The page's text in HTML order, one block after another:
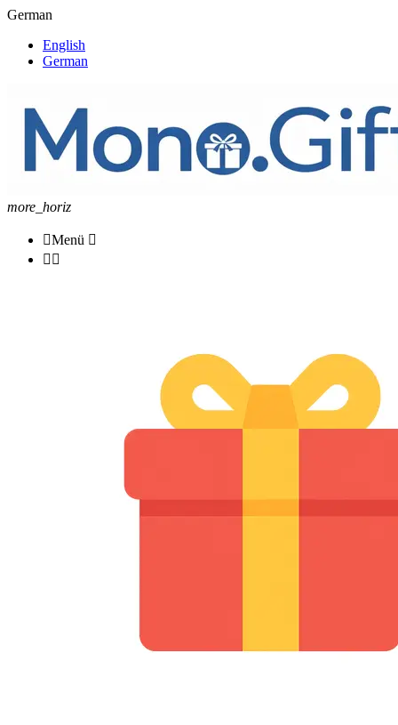
German
English
German
more_horiz
Menü 
 